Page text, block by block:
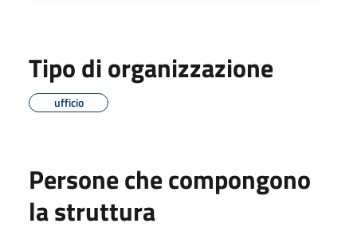
Tipo di organizzazione
ufficio
Persone che compongono
la struttura